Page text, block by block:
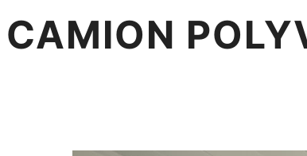
CAMION